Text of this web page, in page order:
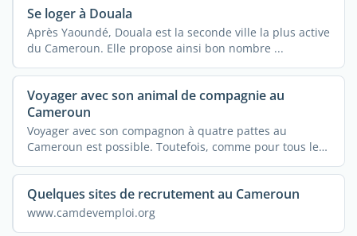
Se loger à Douala
Après Yaoundé, Douala est la seconde ville la plus active
du Cameroun. Elle propose ainsi bon nombre ...
Voyager avec son animal de compagnie au
Cameroun
Voyager avec son compagnon à quatre pattes au
Cameroun est possible. Toutefois, comme pour tous les
autres ...
Quelques sites de recrutement au Cameroun
www.camdevemploi.org